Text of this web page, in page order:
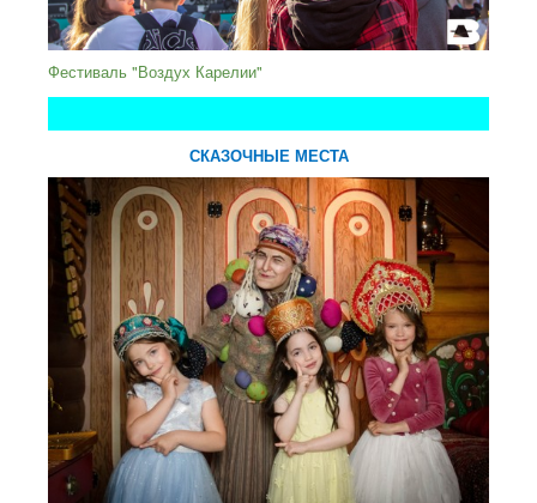
Фестиваль "Воздух Карелии"
СКАЗОЧНЫЕ МЕСТА